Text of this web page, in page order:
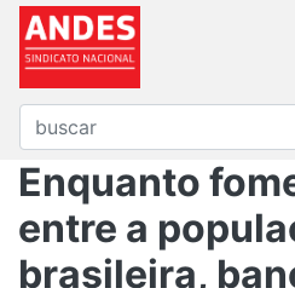
Enquanto
entre a
brasileira,